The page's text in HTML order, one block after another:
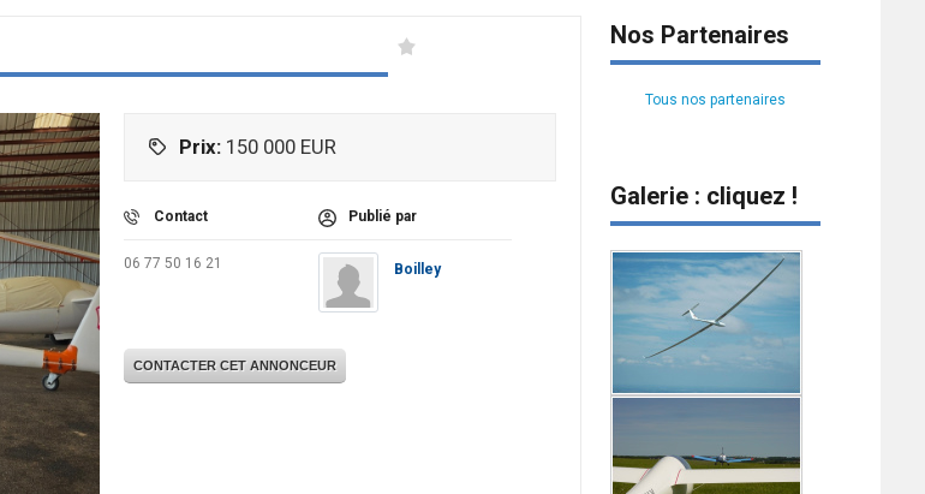
Prix: 150 000 EUR
Contact
06 77 50 16 21
Publié par
Boilley
CONTACTER CET ANNONCEUR
Nos Partenaires
Tous nos partenaires
Galerie : cliquez !